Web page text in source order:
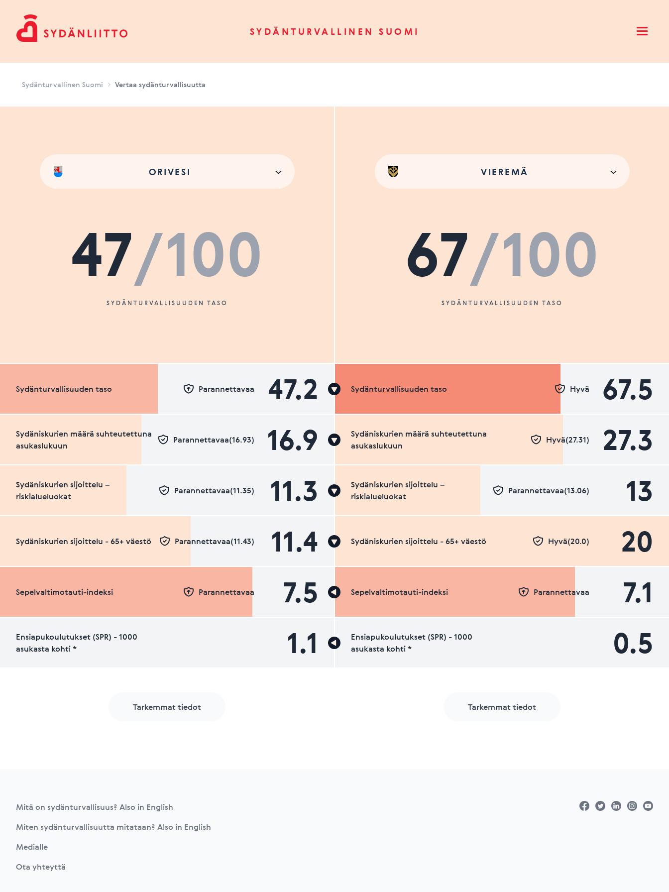
SYDÄNTURVALLINEN SUOMI Open
Sydänturvallinen Suomi Vertaa sydänturvallisuutta
ORIVESI
47/100
SYDÄNTURVALLISUUDEN TASO
Sydänturvallisuuden taso 47.2
Parannettavaa
Sydäniskurien määrä suhteutettuna
asukaslukuun
16.9
Parannettavaa(16.93)
Sydäniskurien sijoittelu –
riskialueluokat
11.3
Parannettavaa(11.35)
Sydäniskurien sijoittelu - 65+ väestö 11.4
Parannettavaa(11.43)
Sepelvaltimotauti-indeksi 7.5
Parannettavaa
Ensiapukoulutukset (SPR) - 1000
asukasta kohti *
1.1
Tarkemmat tiedot
VIEREMÄ
67/100
SYDÄNTURVALLISUUDEN TASO
Sydänturvallisuuden taso 67.5
Hyvä
Sydäniskurien määrä suhteutettuna
asukaslukuun
27.3
Hyvä(27.31)
Sydäniskurien sijoittelu –
riskialueluokat
13
Parannettavaa(13.06)
Sydäniskurien sijoittelu - 65+ väestö 20
Hyvä(20.0)
Sepelvaltimotauti-indeksi 7.1
Parannettavaa
Ensiapukoulutukset (SPR) - 1000
asukasta kohti *
0.5
Tarkemmat tiedot
Mitä on sydänturvallisuus? Also in English
Miten sydänturvallisuutta mitataan? Also in English
Medialle
Ota yhteyttä